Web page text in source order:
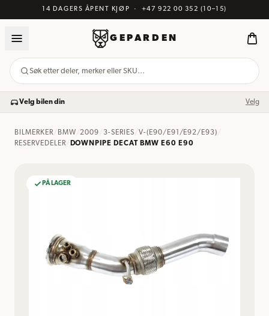
14 DAGERS ÅPENT KJØP · +47 922 00 352 (10–15)
GEPARDEN
Søk etter deler, merker eller SKU…
Velg bilen din Velg
BILMERKER/ BMW /2009 /3-SERIES V-(E90/E91/E92/E93)
RESERVEDELER/ DOWNPIPE DECAT BMW E60 E90
PÅ LAGER